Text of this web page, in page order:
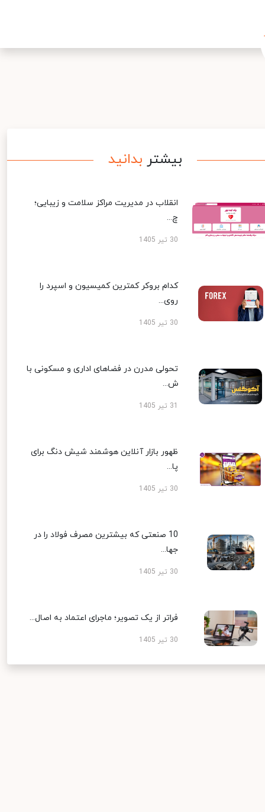
بیشتر بدانید
انقلاب در مدیریت مراکز سلامت و زیبایی؛
چ...
30 تیر 1405
کدام بروکر کمترین کمیسیون و اسپرد را
روی...
30 تیر 1405
تحولی مدرن در فضاهای اداری و مسکونی با
ش...
ظهور بازار آنلاین هوشمند شیش دنگ برای
پا...
30 تیر 1405
10 صنعتی که بیشترین مصرف فولاد را در
جها...
30 تیر 1405
فراتر از یک تصویر؛ ماجرای اعتماد به اصال...
30 تیر 1405